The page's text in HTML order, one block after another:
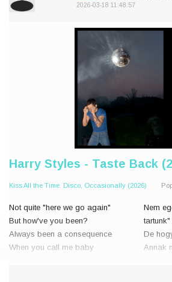
2026-03-18 11:48:57
Harry Styles - Taste Back
Kiss All the Time. Disco, Occasionally (2026)
Not quite "here we go again"
But how've you been?
Always been a consequence
When you call me baby
Nem
tartunk"
De
Annak